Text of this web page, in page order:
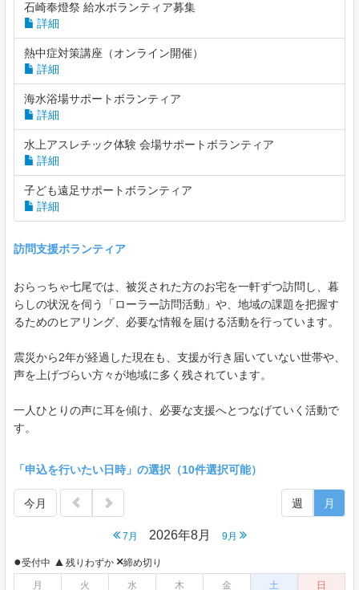
石崎奉燈祭 給水ボランティア募集
詳細
熱中症対策講座（オンライン開催）
詳細
海水浴場サポートボランティア
詳細
水上アスレチック体験 会場サポートボランティア
詳細
子ども遠足サポートボランティア
詳細
訪問支援ボランティア
おらっちゃ七尾では、被災された方のお宅を一軒ずつ訪問し、暮
らしの状況を伺う「ローラー訪問活動」や、地域の課題を把握す
るためのヒアリング、必要な情報を届ける活動を行っています。
震災から2年が経過した現在も、支援が行き届いていない世帯や、
声を上げづらい方々が地域に多く残されています。
一人ひとりの声に耳を傾け、必要な支援へとつなげていく活動で
す。
「申込を行いたい日時」の選択（10件選択可能）
今月
7月 2026年8月 9月
週 月
●受付中 ▲ 残りわずか ×締め切り
月
火 水 木 金 土 日